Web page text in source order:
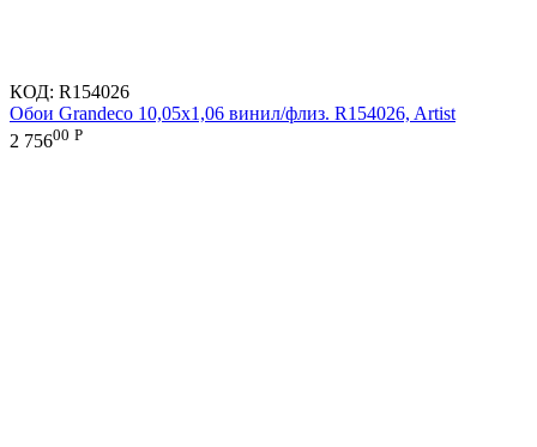
КОД: R154026
Обои Grandeco 10,05х1,06 винил/флиз. R154026, Artist
2 75600 Р